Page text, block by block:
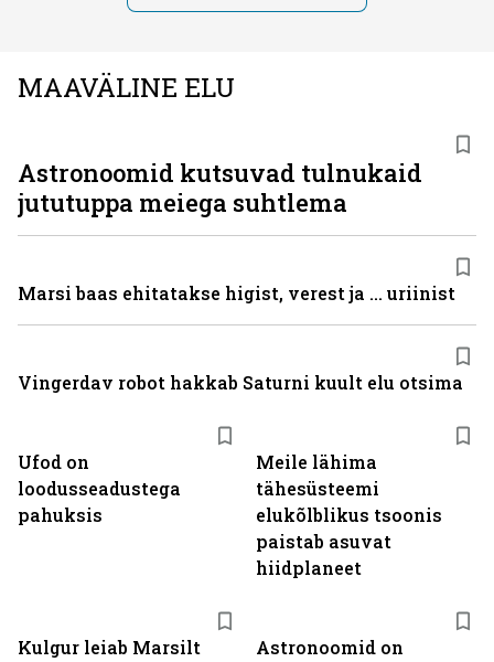
MAAVÄLINE ELU
Ufod on
loodusseadustega
pahuksis
Meile lähima
tähesüsteemi
elukõlblikus tsoonis
paistab asuvat
hiidplaneet
Kulgur leiab Marsilt Astronoomid on
Astronoomid kutsuvad tulnukaid
jututuppa meiega suhtlema
Marsi baas ehitatakse higist, verest ja ... uriinist
Vingerdav robot hakkab Saturni kuult elu otsima